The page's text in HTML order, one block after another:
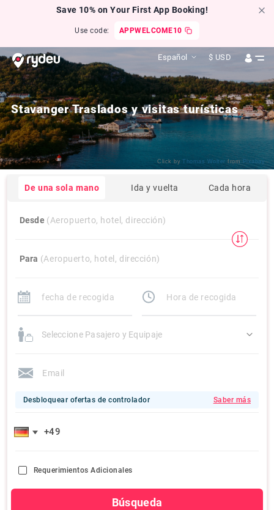
Save 10% on Your First App Booking!
Use code: APPWELCOME10
Español $ USD
Stavanger Traslados y visitas turísticas
Click byThomas Wolter from Pixabay
De una sola mano Ida y vuelta Cada hora
Desde (Aeropuerto, hotel, dirección)
Para (Aeropuerto, hotel, dirección)
Seleccione Pasajero y Equipaje
Desbloquear ofertas de controlador Saber más
Requerimientos Adicionales
Búsqueda